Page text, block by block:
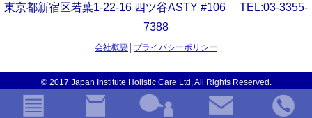
東京都新宿区若葉1-22-16 四ツ谷ASTY #106 TEL:03-3355-
7388
会社概要 プライバシーポリシー
© 2017 Japan Institute Holistic Care Ltd, All Rights Reserved.